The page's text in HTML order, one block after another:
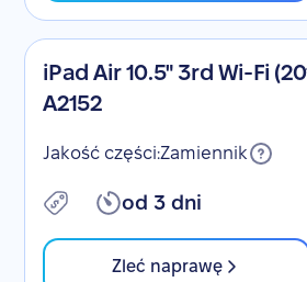
iPad Air 10.5" 3rd Wi-Fi
A2152
Jakość części:Zamiennik
od 3 dni
Zleć naprawę